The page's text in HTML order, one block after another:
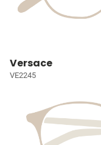
Versace
VE2245